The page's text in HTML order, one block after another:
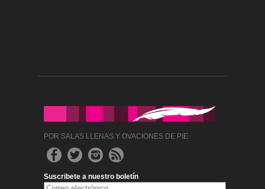
POR SALAS LLENAS Y OVACIONES DE PIE
Suscribete a nuestro boletín